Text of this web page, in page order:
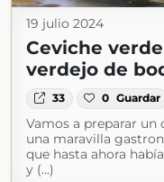
19 julio 2024
Ceviche
verdejo de
33 0 Guardar
Vamos a preparar un
una maravilla
que hasta ahora
y (...)